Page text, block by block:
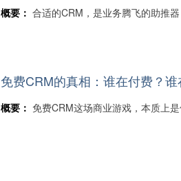
概要： 合适的CRM，是业务腾飞的助推
免费CRM的真相：谁在付费？
概要： 免费CRM这场商业游戏，本质上